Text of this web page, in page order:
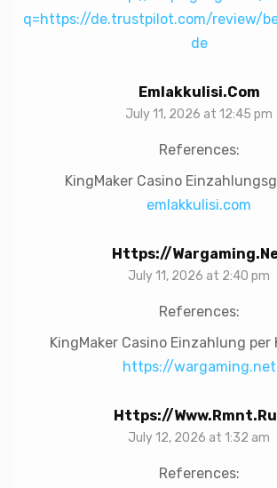
q=https://de.trustpilot.com/review/
de
Emlakkulisi.com
July 11, 2026 at 12:45 pm
References:
KingMaker Casino
emlakkulisi.com
Https://
July 11, 2026 at 2:40 pm
References:
KingMaker Casino Einzahlung
https://wargaming.net
Https://
July 12, 2026 at 1:32 am
References: